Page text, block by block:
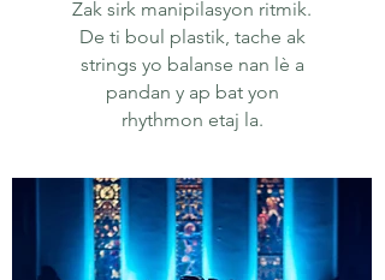
Zak sirk manipilasyon ritmik.
De ti boul plastik, tache ak
strings yo balanse nan lè a
pandan y ap bat yon
rhythmon etaj la.